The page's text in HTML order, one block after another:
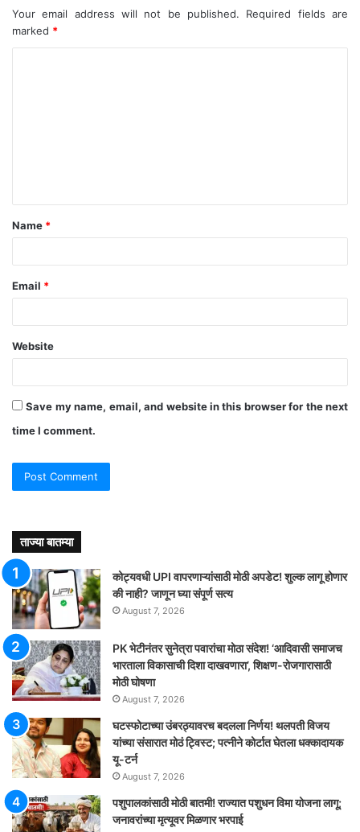
Your email address will not be published.
Required fields are
marked *
t
*
Name *
Email *
Website
Save my name, email, and website in this browser for the next
time I comment.
ताज्या बातम्या
कोट्यवधी UPI वापरणाऱ्यांसाठी मोठी अपडेट! शुल्क लागू होणार
की नाही? जाणून घ्या संपूर्ण सत्य
August 7, 2026
PK भेटीनंतर सुनेत्रा पवारांचा मोठा संदेश! ‘आदिवासी समाजच
भारताला विकासाची दिशा दाखवणारा’, शिक्षण-रोजगारासाठी
मोठी घोषणा
August 7, 2026
घटस्फोटाच्या उंबरठ्यावरच बदलला निर्णय! थलपती विजय
यांच्या संसारात मोठं ट्विस्ट; पत्नीने कोर्टात घेतला धक्कादायक
यू-टर्न
August 7, 2026
पशुपालकांसाठी मोठी बातमी! राज्यात पशुधन विमा योजना लागू;
जनावरांच्या मृत्यूवर मिळणार भरपाई